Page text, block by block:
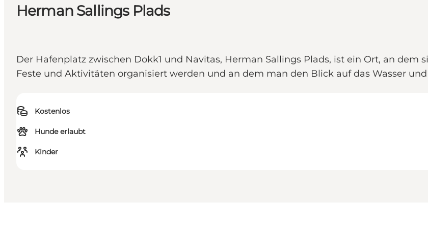
Herman Sallings Plads
Der Hafenplatz zwischen Dokk1 und Navitas, Herman Sallings Plads, ist ein Ort, an dem
Feste und Aktivitäten organisiert werden und an dem man den Blick auf das Wasser
Kostenlos
Hunde erlaubt
Kinder